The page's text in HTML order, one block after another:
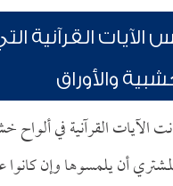
القرآنية
والأوراق
الآيات القرآنية في ألواح
أن يلمسوها وإن